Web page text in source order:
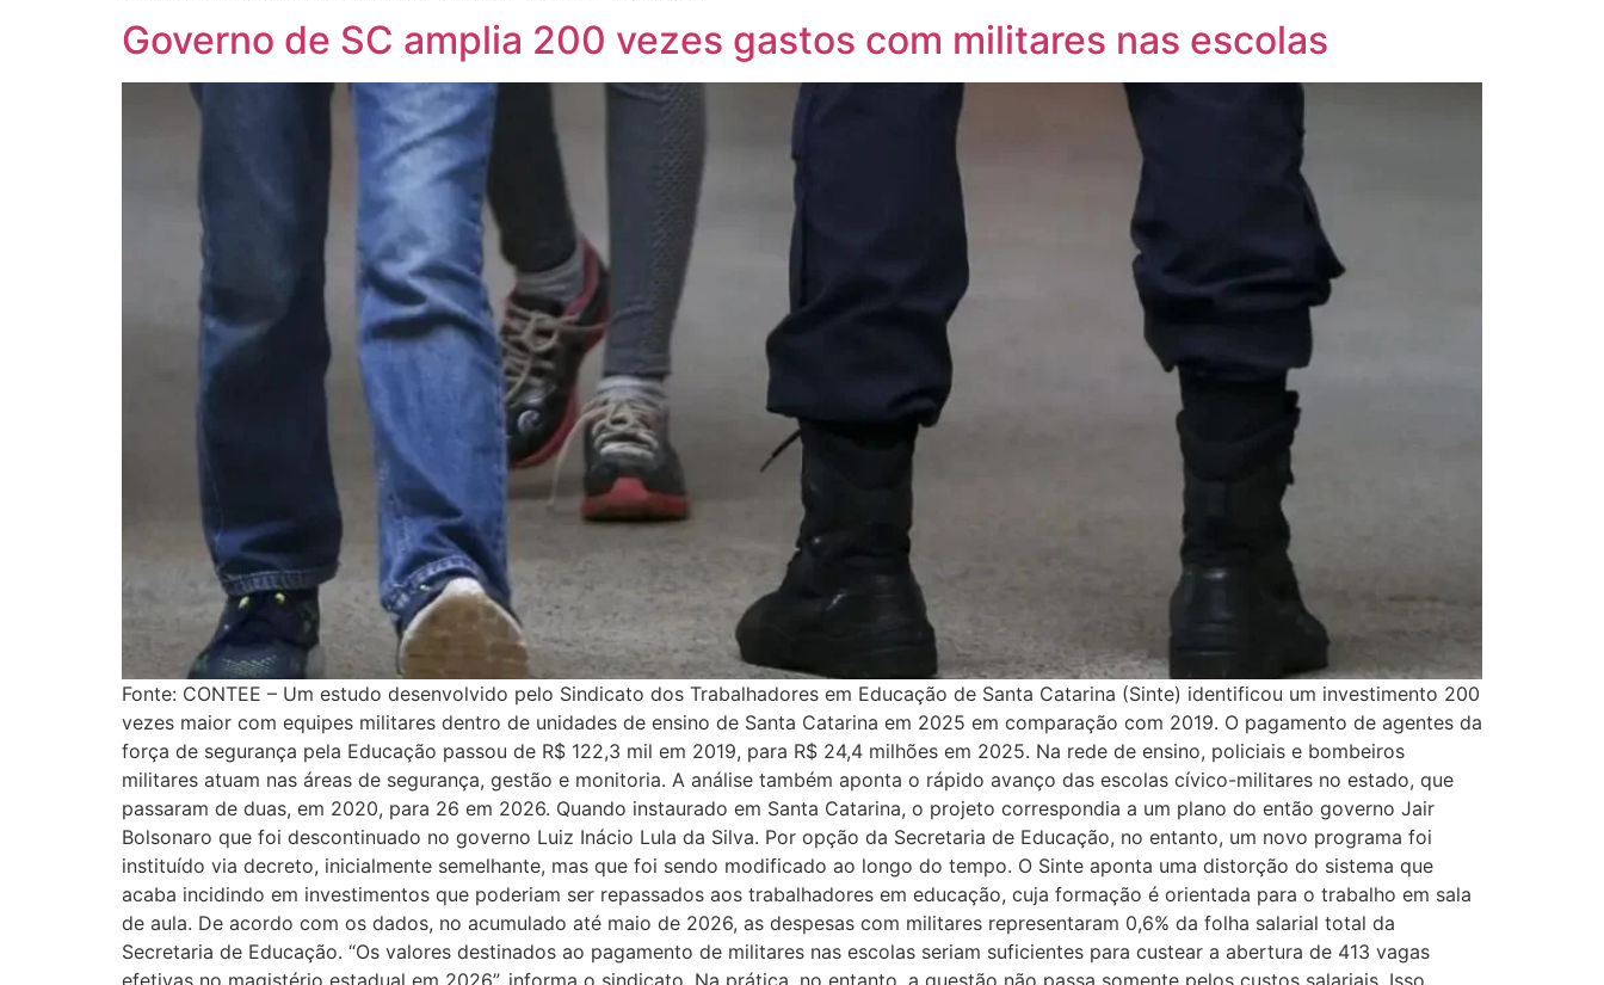
Governo de SC amplia 200 vezes gastos com militares nas escolas
Fonte: CONTEE – Um estudo desenvolvido pelo Sindicato dos Trabalhadores em Educação de Santa Catarina (Sinte) identificou um investimento 200
vezes maior com equipes militares dentro de unidades de ensino de Santa Catarina em 2025 em comparação com 2019. O pagamento de agentes da
força de segurança pela Educação passou de R$ 122,3 mil em 2019, para R$ 24,4 milhões em 2025. Na rede de ensino, policiais e bombeiros
militares atuam nas áreas de segurança, gestão e monitoria. A análise também aponta o rápido avanço das escolas cívico-militares no estado, que
passaram de duas, em 2020, para 26 em 2026. Quando instaurado em Santa Catarina, o projeto correspondia a um plano do então governo Jair
Bolsonaro que foi descontinuado no governo Luiz Inácio Lula da Silva. Por opção da Secretaria de Educação, no entanto, um novo programa foi
instituído via decreto, inicialmente semelhante, mas que foi sendo modificado ao longo do tempo. O Sinte aponta uma distorção do sistema que
acaba incidindo em investimentos que poderiam ser repassados aos trabalhadores em educação, cuja formação é orientada para o trabalho em sala
de aula. De acordo com os dados, no acumulado até maio de 2026, as despesas com militares representaram 0,6% da folha salarial total da
Secretaria de Educação. “Os valores destinados ao pagamento de militares nas escolas seriam suficientes para custear a abertura de 413 vagas
efetivas no magistério estadual em 2026”, informa o sindicato. Na prática, no entanto, a questão não passa somente pelos custos salariais. Isso